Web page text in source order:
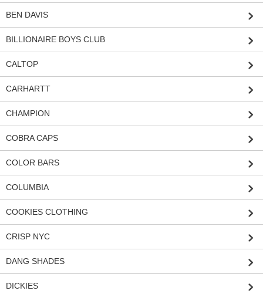
BEN DAVIS
BILLIONAIRE BOYS CLUB
CALTOP
CARHARTT
CHAMPION
COBRA CAPS
COLOR BARS
COLUMBIA
COOKIES CLOTHING
CRISP NYC
DANG SHADES
DICKIES